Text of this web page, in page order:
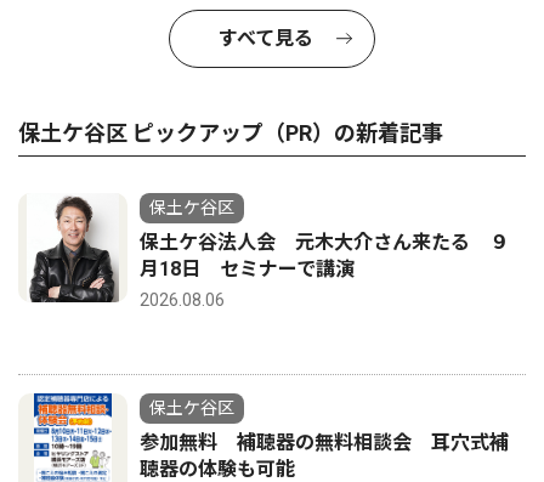
すべて見る
保土ケ谷区 ピックアップ（PR）の新着記事
保土ケ谷区
保土ケ谷法人会 元木大介さん来たる ９
月18日 セミナーで講演
2026.08.06
保土ケ谷区
参加無料 補聴器の無料相談会 耳穴式補
聴器の体験も可能